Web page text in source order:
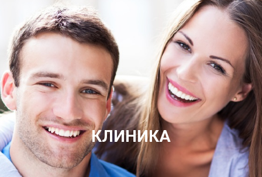
КЛИНИКА